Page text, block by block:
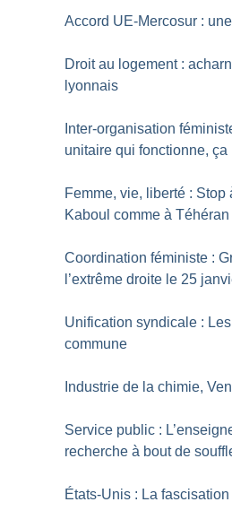
Accord UE-Mercosur :
Droit au logement :
lyonnais
Inter-organisation
unitaire qui fonctionne,
Femme, vie, liberté : Stop
Kaboul comme à Téhéran
Coordination féministe :
l’extrême droite le 25
Unification syndicale :
commune
Industrie de la chimie,
Service public :
recherche à bout de
États-Unis : La